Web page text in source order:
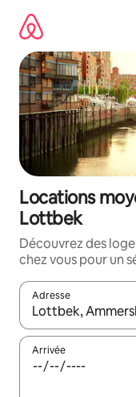
directement
contenu
Locations
Lottbek
Découvrez des
chez vous pour un
Adresse
Lorsque les
Arrivée